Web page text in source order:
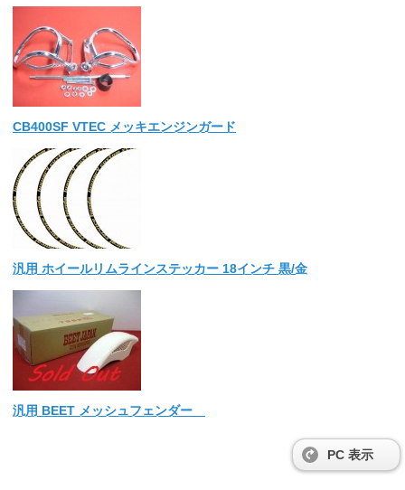
CB400SF VTEC メッキエンジンガード
汎用 ホイールリムラインステッカー 18インチ 黒/金
汎用 BEET メッシュフェンダー
PC 表示